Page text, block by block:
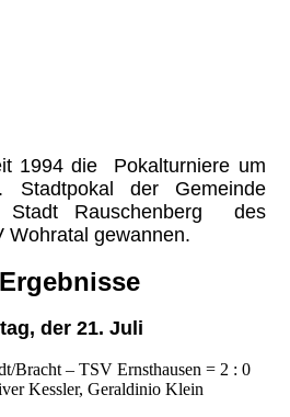
1994 die Pokalturniere um
Stadtpokal der Gemeinde
Stadt Rauschenberg des
Wohratal gewannen.
der 21. Juli
Bracht – TSV Ernsthausen = 2 : 0
Kessler, Geraldinio Klein